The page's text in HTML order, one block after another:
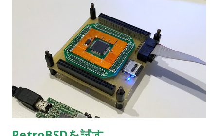
でアルカリ電池よりもW数が下がるらしい｡ 最大温度がだいぶ
変わるようだけど､基板の端子程度であれば､GNDパターンで
も半田が溶けないということはなかった｡ 公式のPDFでは､も
っと熱容量の大きな配電盤などの端子での比較が載せられて
いる｡ (特徴データというPDFを参照) なお､ニッケル水素のほ
うが放電カーブが緩やかで､長時間作業できるようだ｡ 増殖し
ている･･･ とつぜん砂漠の真ん中でハンダ付けする必要が生じ
る場合は､予備の電池とともに携行しておくと心強いかもしれ
ない｡